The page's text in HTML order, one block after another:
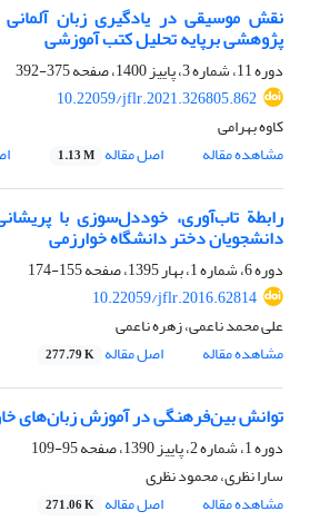
نقش موسیقی در یادگیری زبان
پژوهشی برپایه تحلیل کتب آموزشی
دوره 11، شماره 3، پاییز 1400، صفحه
375-392
10.22059/jflr.2021.326805.862
کاوه بهرامی
مشاهده مقاله
اصل مقاله 1.13 M
رابطة تاب‌آوری، خوددل‌سوزی با
دانشجویان دختر دانشگاه خوارزمی
دوره 6، شماره 1، بهار 1395، صفحه
155-174
10.22059/jflr.2016.62814
علی محمد ناعمی، زهره ناعمی
مشاهده مقاله
اصل مقاله 277.79 K
توانش بین‌فرهنگی در آموزش‌ زبان‌های
دوره 1، شماره 2، پاییز 1390، صفحه
95-109
سارا نظری، محمود نظری
مشاهده مقاله
اصل مقاله 271.06 K